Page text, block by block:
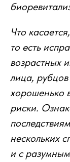
Что
то есть
возрастных
лица,
хорошенько
риски.
нескольких
и с